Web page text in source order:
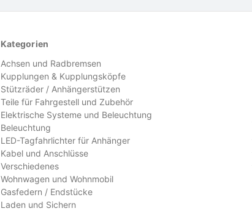
Kategorien
Achsen und Radbremsen
Kupplungen & Kupplungsköpfe
Stützräder / Anhängerstützen
Teile für Fahrgestell und Zubehör
Elektrische Systeme und Beleuchtung
Beleuchtung
LED-Tagfahrlichter für Anhänger
Kabel und Anschlüsse
Verschiedenes
Wohnwagen und Wohnmobil
Gasfedern / Endstücke
Laden und Sichern